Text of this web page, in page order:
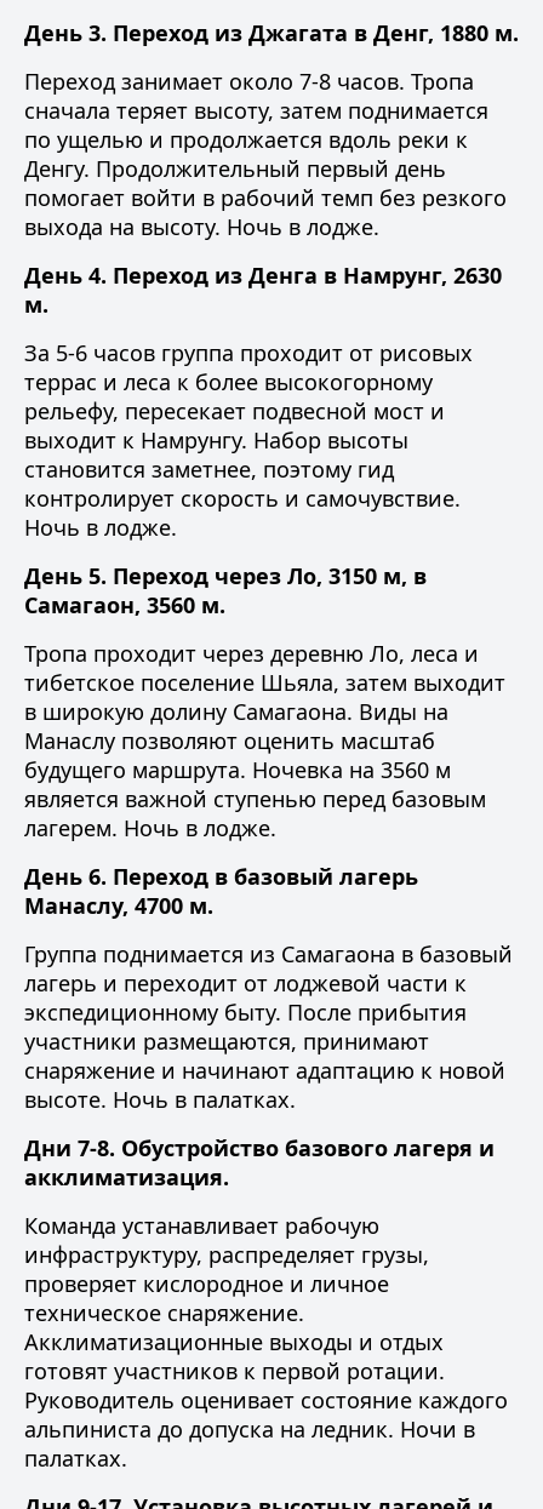
День 3. Переход из Джагата в Денг, 1880 м.
Переход занимает около 7-8 часов. Тропа
сначала теряет высоту, затем поднимается
по ущелью и продолжается вдоль реки к
Денгу. Продолжительный первый день
помогает войти в рабочий темп без резкого
выхода на высоту. Ночь в лодже.
День 4. Переход из Денга в Намрунг, 2630
м.
За 5-6 часов группа проходит от рисовых
террас и леса к более высокогорному
рельефу, пересекает подвесной мост и
выходит к Намрунгу. Набор высоты
становится заметнее, поэтому гид
контролирует скорость и самочувствие.
Ночь в лодже.
День 5. Переход через Ло, 3150 м, в
Самагаон, 3560 м.
Тропа проходит через деревню Ло, леса и
тибетское поселение Шьяла, затем выходит
в широкую долину Самагаона. Виды на
Манаслу позволяют оценить масштаб
будущего маршрута. Ночевка на 3560 м
является важной ступенью перед базовым
лагерем. Ночь в лодже.
День 6. Переход в базовый лагерь
Манаслу, 4700 м.
Группа поднимается из Самагаона в базовый
лагерь и переходит от лоджевой части к
экспедиционному быту. После прибытия
участники размещаются, принимают
снаряжение и начинают адаптацию к новой
высоте. Ночь в палатках.
Дни 7-8. Обустройство базового лагеря и
акклиматизация.
Команда устанавливает рабочую
инфраструктуру, распределяет грузы,
проверяет кислородное и личное
техническое снаряжение.
Акклиматизационные выходы и отдых
готовят участников к первой ротации.
Руководитель оценивает состояние каждого
альпиниста до допуска на ледник. Ночи в
палатках.